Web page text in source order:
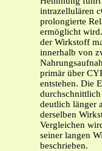
intrazellulären
prolongierte
ermöglicht
der Wirkstoff
innerhalb von
primär über
entstehen. Die
deutlich länger
derselben
Vergleichen
seiner langen
beschrieben.